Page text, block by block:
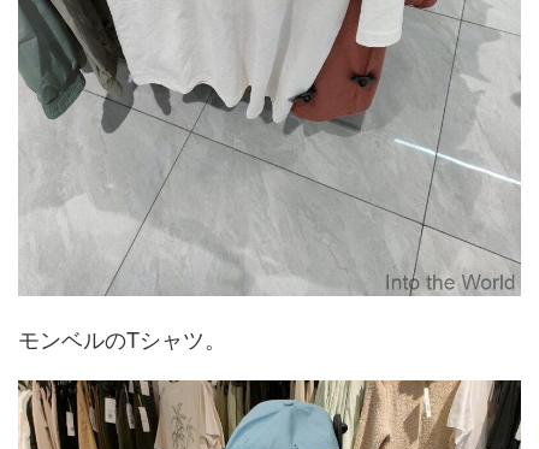
モンベルのTシャツ。